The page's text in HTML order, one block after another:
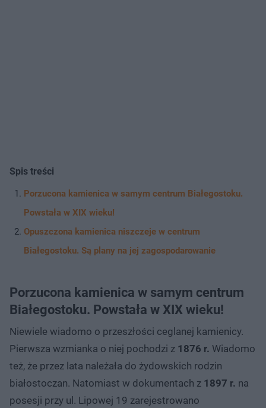
Spis treści
Porzucona kamienica w samym centrum Białegostoku.
Powstała w XIX wieku!
Opuszczona kamienica niszczeje w centrum
Białegostoku. Są plany na jej zagospodarowanie
Porzucona kamienica w samym centrum
Białegostoku. Powstała w XIX wieku!
Niewiele wiadomo o przeszłości ceglanej kamienicy.
Pierwsza wzmianka o niej pochodzi z 1876 r. Wiadomo
też, że przez lata należała do żydowskich rodzin
białostoczan. Natomiast w dokumentach z 1897 r. na
posesji przy ul. Lipowej 19 zarejestrowano